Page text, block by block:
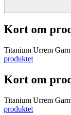
Kort om
Titanium Urrem
produktet
Kort om
Titanium Urrem
produktet